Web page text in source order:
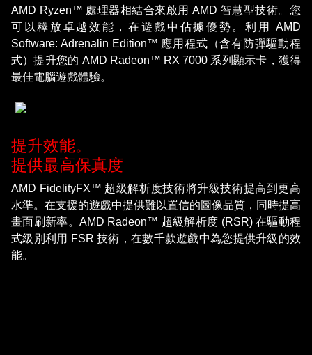
AMD Ryzen™ 處理器相結合來啟用 AMD 智慧型技術。您
可以釋放卓越效能，在遊戲中佔據優勢。利用 AMD
Software: Adrenalin Edition™ 應用程式（含有防彈驅動程
式）提升您的 AMD Radeon™ RX 7000 系列顯示卡，獲得
最佳電腦遊戲體驗。
提升效能。
提供最高保真度
AMD FidelityFX™ 超級解析度技術將升級技術提高到更高
水準。在支援的遊戲中提供難以置信的圖像品質，同時提高
畫面刷新率。AMD Radeon™ 超級解析度 (RSR) 在驅動程
式級別利用 FSR 技術，在數千款遊戲中為您提供升級的效
能。